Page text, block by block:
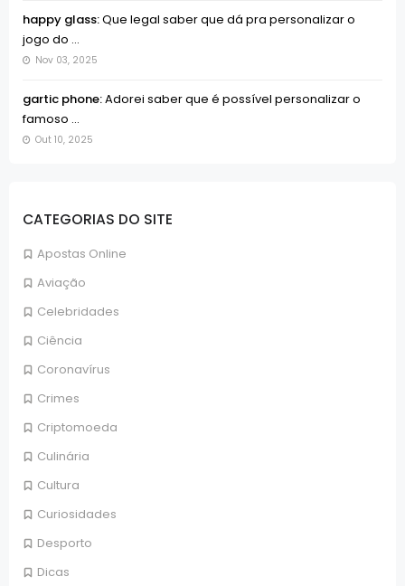
happy glass:Que legal saber que dá pra personalizar o
jogo do ...
Nov 03, 2025
gartic phone:Adorei saber que é possível personalizar o
famoso ...
Out 10, 2025
CATEGORIAS DO SITE
Apostas Online
Aviação
Celebridades
Ciência
Coronavírus
Crimes
Criptomoeda
Culinária
Cultura
Curiosidades
Desporto
Dicas